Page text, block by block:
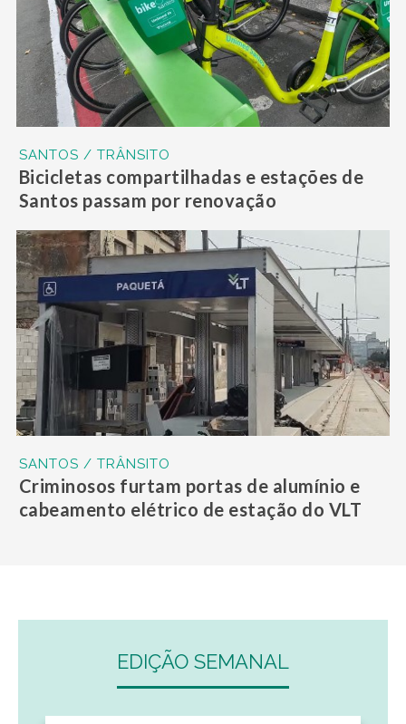
SANTOS / TRÂNSITO
Bicicletas compartilhadas e estações de
Santos passam por renovação
SANTOS / TRÂNSITO
Criminosos furtam portas de alumínio e
cabeamento elétrico de estação do VLT
EDIÇÃO SEMANAL